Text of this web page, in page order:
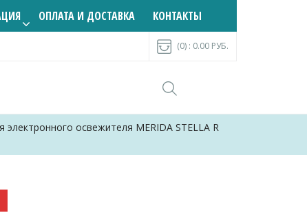
ОПЛАТА И ДОСТАВКА КОНТАКТЫ
(0) : 0.00 РУБ.
освежителя MERIDA STELLA R